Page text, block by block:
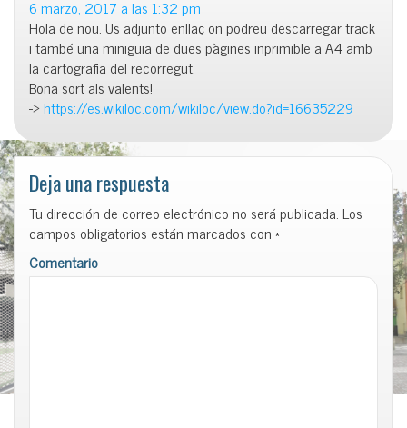
6 marzo, 2017 a las 1:32 pm
Hola de nou. Us adjunto enllaç on podreu descarregar track
i també una miniguia de dues pàgines inprimible a A4 amb
la cartografia del recorregut.
Bona sort als valents!
->https://es.wikiloc.com/wikiloc/view.do?id=16635229
Deja una respuesta
Tu dirección de correo electrónico no será publicada. Los
campos obligatorios están marcados con*
Comentario